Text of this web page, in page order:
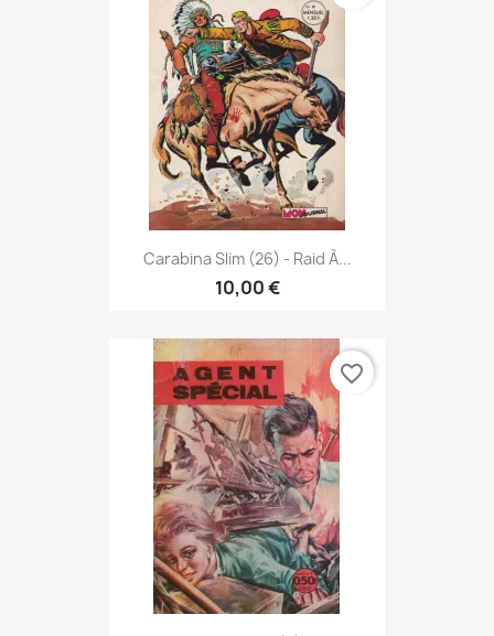
Carabina Slim (26) - Raid À...
10,00 €
favorite_border